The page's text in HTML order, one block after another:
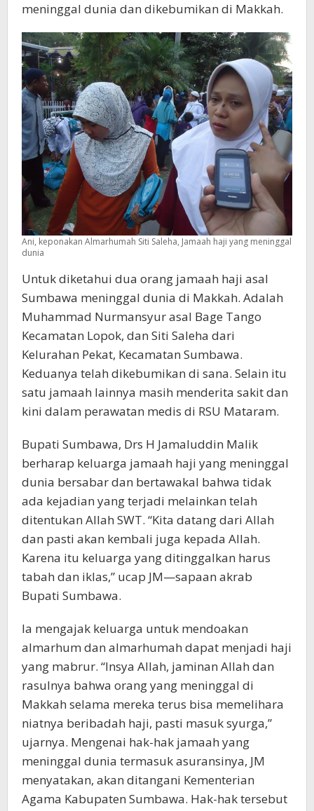
meninggal dunia dan dikebumikan di Makkah.
Ani, keponakan Almarhumah Siti Saleha, Jamaah haji yang meninggal
dunia
Untuk diketahui dua orang jamaah haji asal
Sumbawa meninggal dunia di Makkah. Adalah
Muhammad Nurmansyur asal Bage Tango
Kecamatan Lopok, dan Siti Saleha dari
Kelurahan Pekat, Kecamatan Sumbawa.
Keduanya telah dikebumikan di sana. Selain itu
satu jamaah lainnya masih menderita sakit dan
kini dalam perawatan medis di RSU Mataram.
Bupati Sumbawa, Drs H Jamaluddin Malik
berharap keluarga jamaah haji yang meninggal
dunia bersabar dan bertawakal bahwa tidak
ada kejadian yang terjadi melainkan telah
ditentukan Allah SWT. “Kita datang dari Allah
dan pasti akan kembali juga kepada Allah.
Karena itu keluarga yang ditinggalkan harus
tabah dan iklas,” ucap JM—sapaan akrab
Bupati Sumbawa.
Ia mengajak keluarga untuk mendoakan
almarhum dan almarhumah dapat menjadi haji
yang mabrur. “Insya Allah, jaminan Allah dan
rasulnya bahwa orang yang meninggal di
Makkah selama mereka terus bisa memelihara
niatnya beribadah haji, pasti masuk syurga,”
ujarnya. Mengenai hak-hak jamaah yang
meninggal dunia termasuk asuransinya, JM
menyatakan, akan ditangani Kementerian
Agama Kabupaten Sumbawa. Hak-hak tersebut